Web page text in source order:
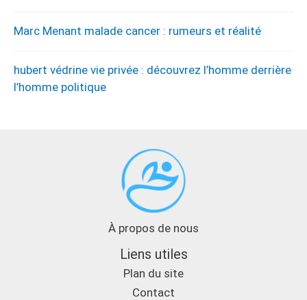
Marc Menant malade cancer : rumeurs et réalité
hubert védrine vie privée : découvrez l’homme derrière
l’homme politique
À propos de nous
Liens utiles
Plan du site
Contact